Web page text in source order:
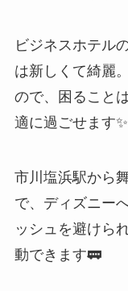
ビジネスホテル
は新しくて綺麗
ので、困ること
適に過ごせます✨
市川塩浜駅から
で、ディズニー
ッシュを避けら
動できます🚃